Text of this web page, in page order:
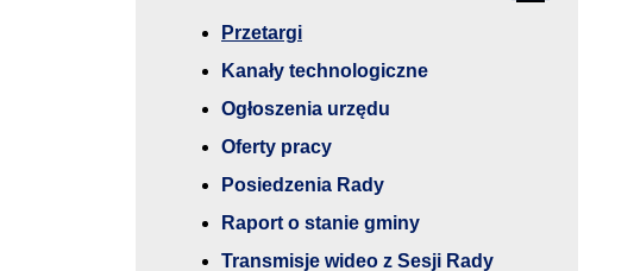
Przetargi
Kanały technologiczne
Ogłoszenia urzędu
Oferty pracy
Posiedzenia Rady
Raport o stanie gminy
Transmisje wideo z Sesji Rady